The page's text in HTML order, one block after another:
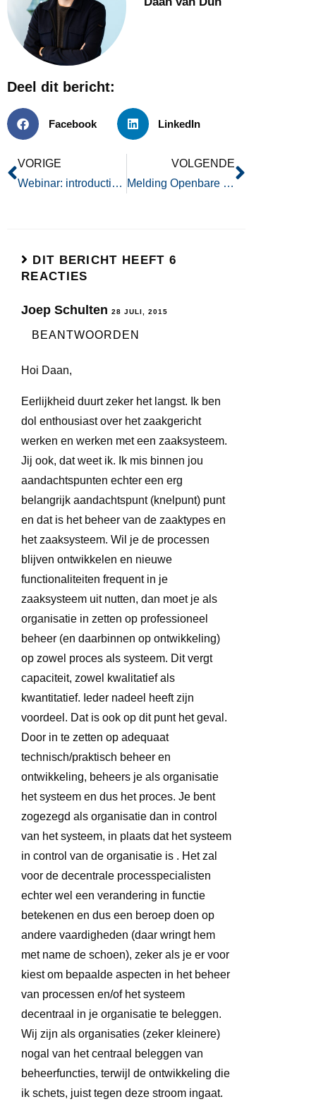
Deel dit bericht:
Facebook LinkedIn
VORIGE
Webinar: introductie tot Djuma (10/7) | Circle Software
VOLGENDE
Melding Openbare Ruimte overal mogelijk?
DIT BERICHT HEEFT 6
REACTIES
Joep Schulten 28 JULI, 2015
BEANTWOORDEN
Hoi Daan,
Eerlijkheid duurt zeker het langst. Ik ben
dol enthousiast over het zaakgericht
werken en werken met een zaaksysteem.
Jij ook, dat weet ik. Ik mis binnen jou
aandachtspunten echter een erg
belangrijk aandachtspunt (knelpunt) punt
en dat is het beheer van de zaaktypes en
het zaaksysteem. Wil je de processen
blijven ontwikkelen en nieuwe
functionaliteiten frequent in je
zaaksysteem uit nutten, dan moet je als
organisatie in zetten op professioneel
beheer (en daarbinnen op ontwikkeling)
op zowel proces als systeem. Dit vergt
capaciteit, zowel kwalitatief als
kwantitatief. Ieder nadeel heeft zijn
voordeel. Dat is ook op dit punt het geval.
Door in te zetten op adequaat
technisch/praktisch beheer en
ontwikkeling, beheers je als organisatie
het systeem en dus het proces. Je bent
zogezegd als organisatie dan in control
van het systeem, in plaats dat het systeem
in control van de organisatie is . Het zal
voor de decentrale processpecialisten
echter wel een verandering in functie
betekenen en dus een beroep doen op
andere vaardigheden (daar wringt hem
met name de schoen), zeker als je er voor
kiest om bepaalde aspecten in het beheer
van processen en/of het systeem
decentraal in je organisatie te beleggen.
Wij zijn als organisaties (zeker kleinere)
nogal van het centraal beleggen van
beheerfuncties, terwijl de ontwikkeling die
ik schets, juist tegen deze stroom ingaat.